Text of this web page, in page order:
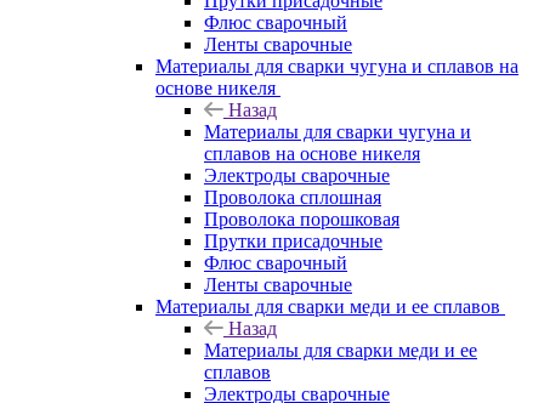
Флюс сварочный
Ленты сварочные
Материалы для сварки чугуна и сплавов на
основе никеля
Назад
Материалы для сварки чугуна и
сплавов на основе никеля
Электроды сварочные
Проволока сплошная
Проволока порошковая
Прутки присадочные
Флюс сварочный
Ленты сварочные
Материалы для сварки меди и ее сплавов
Назад
Материалы для сварки меди и ее
сплавов
Электроды сварочные